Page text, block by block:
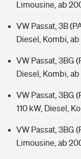
Limousine, ab
VW Passat, 3B
Diesel, Kombi,
VW Passat, 3BG
Diesel, Kombi,
VW Passat, 3BG
110 kW, Diesel,
VW Passat, 3BG
Limousine, ab